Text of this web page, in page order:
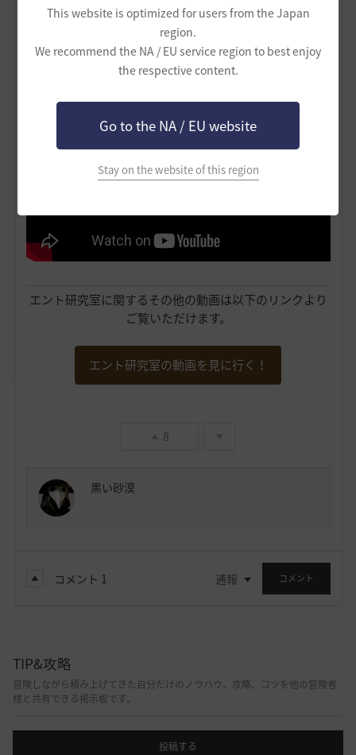
This website is optimized for users from the Japan
region.
We recommend the NA / EU service region to best enjoy
the respective content.
Go to the NA / EU website
Stay on the website of this region
重帆船の種類を解説した動画
エント研究室に関するその他の動画は以下のリンクより
ご覧いただけます。
エント研究室の動画を見に行く！
8
黒い砂漠
コメント 1 通報 コメント
TIP&攻略
冒険しながら積み上げてきた自分だけのノウハウ、攻略、コツを他の冒険者
様と共有できる掲示板です。
投稿する